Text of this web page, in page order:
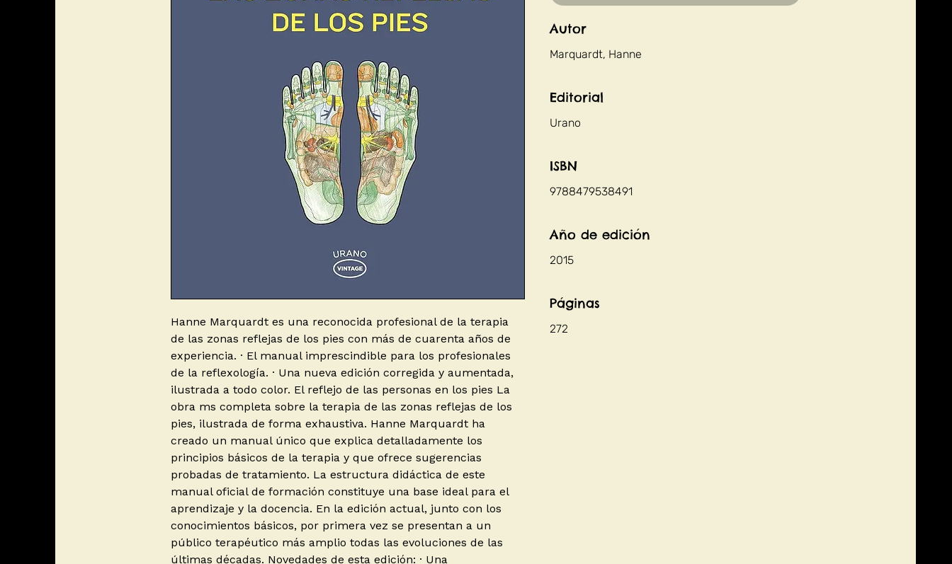
Hanne Marquardt es una reconocida profesional de la terapia
de las zonas reflejas de los pies con más de cuarenta años de
experiencia. · El manual imprescindible para los profesionales
de la reflexología. · Una nueva edición corregida y aumentada,
ilustrada a todo color. El reflejo de las personas en los pies La
obra ms completa sobre la terapia de las zonas reflejas de los
pies, ilustrada de forma exhaustiva. Hanne Marquardt ha
creado un manual único que explica detalladamente los
principios básicos de la terapia y que ofrece sugerencias
probadas de tratamiento. La estructura didáctica de este
manual oficial de formación constituye una base ideal para el
aprendizaje y la docencia. En la edición actual, junto con los
conocimientos básicos, por primera vez se presentan a un
público terapéutico más amplio todas las evoluciones de las
últimas décadas. Novedades de esta edición: · Una
Autor
Marquardt, Hanne
Editorial
Urano
ISBN
9788479538491
Año de edición
2015
Páginas
272